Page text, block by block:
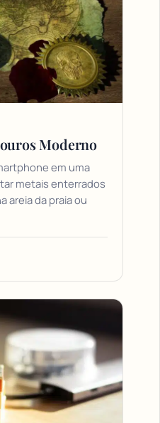
Moderno
em uma
metais enterrados
areia da praia ou